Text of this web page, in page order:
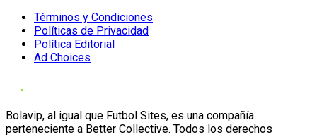
Términos y Condiciones
Políticas de Privacidad
Política Editorial
Ad Choices
Bolavip, al igual que Futbol Sites, es una compañía
perteneciente a Better Collective. Todos los derechos